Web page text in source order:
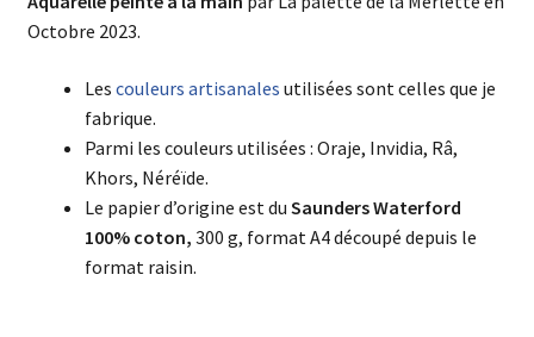
Octobre 2023.
Les couleurs artisanales utilisées sont celles que je
fabrique.
Parmi les couleurs utilisées : Oraje, Invidia, Râ,
Khors, Néréïde.
Le papier d’origine est du Saunders Waterford
100% coton, 300 g, format A4 découpé depuis le
format raisin.